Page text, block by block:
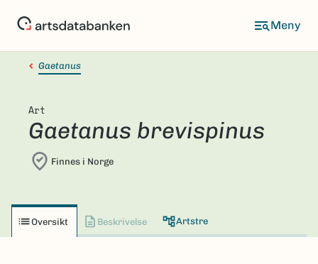
Gaetanus
Art
Gaetanus brevispinus
Finnes i Norge
Oversikt Beskrivelse Artstre